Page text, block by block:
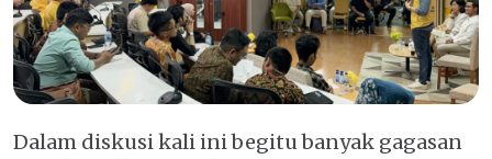
Dalam diskusi kali ini begitu banyak gagasan